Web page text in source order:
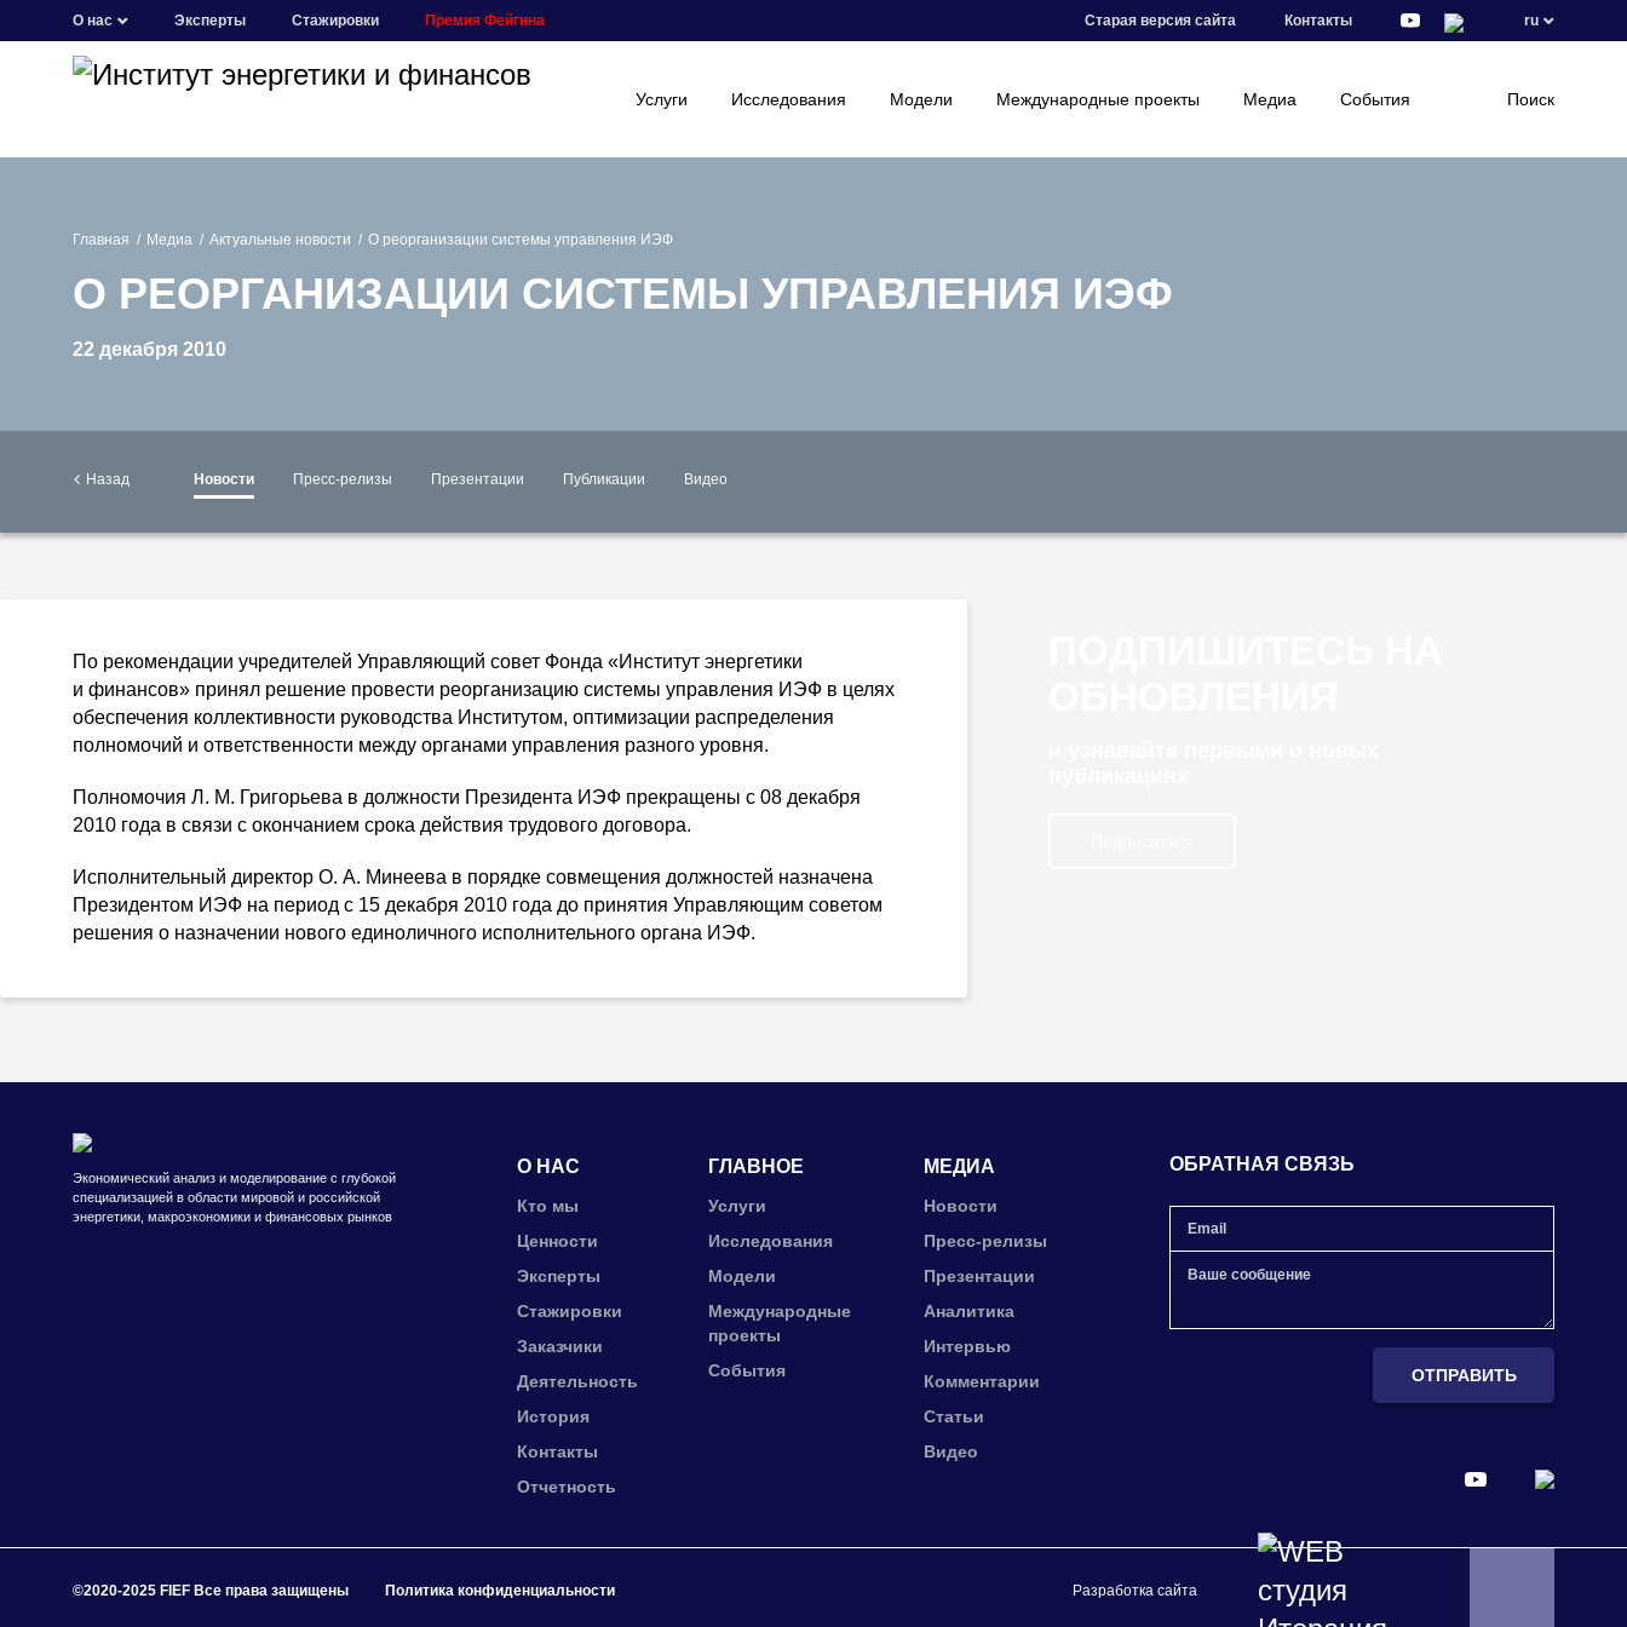
О нас Эксперты Стажировки Премия Фейгина Старая версия сайта Контакты ru
Услуги Исследования Модели Международные проекты Медиа События Поиск
Главная Медиа Актуальные новости О реорганизации системы управления ИЭФ
О РЕОРГАНИЗАЦИИ СИСТЕМЫ УПРАВЛЕНИЯ ИЭФ
22 декабря 2010
Назад Новости Пресс-релизы Презентации Публикации Видео
По рекомендации учредителей Управляющий совет Фонда «Институт энергетики
и финансов» принял решение провести реорганизацию системы управления ИЭФ в целях
обеспечения коллективности руководства Институтом, оптимизации распределения
полномочий и ответственности между органами управления разного уровня.
Полномочия Л. М. Григорьева в должности Президента ИЭФ прекращены с 08 декабря
2010 года в связи с окончанием срока действия трудового договора.
Исполнительный директор О. А. Минеева в порядке совмещения должностей назначена
Президентом ИЭФ на период с 15 декабря 2010 года до принятия Управляющим советом
решения о назначении нового единоличного исполнительного органа ИЭФ.
Экономический анализ и моделирование с глубокой
специализацией в области мировой и российской
энергетики, макроэкономики и финансовых рынков
О НАС
Кто мы
Ценности
Эксперты
Стажировки
Заказчики
Деятельность
История
Контакты
Отчетность
ГЛАВНОЕ
Услуги
Исследования
Модели
Международные
проекты
События
МЕДИА
Новости
Пресс-релизы
Презентации
Аналитика
Интервью
Комментарии
Статьи
Видео
ОБРАТНАЯ СВЯЗЬ
ОТПРАВИТЬ
©2020-2025 FIEF Все права защищены Политика конфиденциальности Разработка сайта